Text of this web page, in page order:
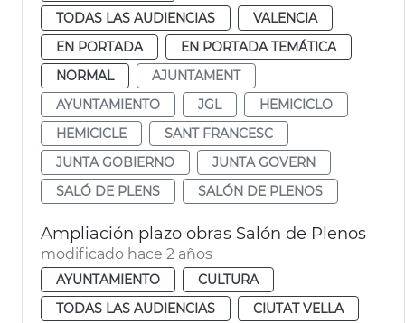
TODAS LAS AUDIENCIAS
VALENCIA
EN PORTADA
EN PORTADA TEMÁTICA
NORMAL
AJUNTAMENT
AYUNTAMIENTO
JGL
HEMICICLO
HEMICICLE
SANT FRANCESC
JUNTA GOBIERNO
JUNTA GOVERN
SALÓ DE PLENS
SALÓN DE PLENOS
Ampliación plazo obras Salón de Plenos
modificado hace 2 años
AYUNTAMIENTO
CULTURA
TODAS LAS AUDIENCIAS
CIUTAT VELLA